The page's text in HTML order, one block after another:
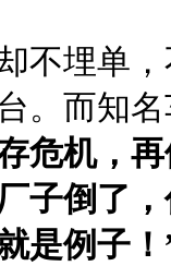
不埋单
。而知
危机，
子倒了
是例子！